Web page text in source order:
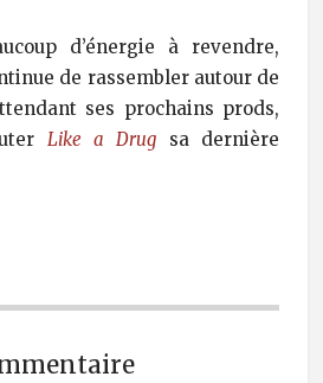
d’énergie à revendre,
de rassembler autour de
ses prochains prods,
Like a Drugsa dernière